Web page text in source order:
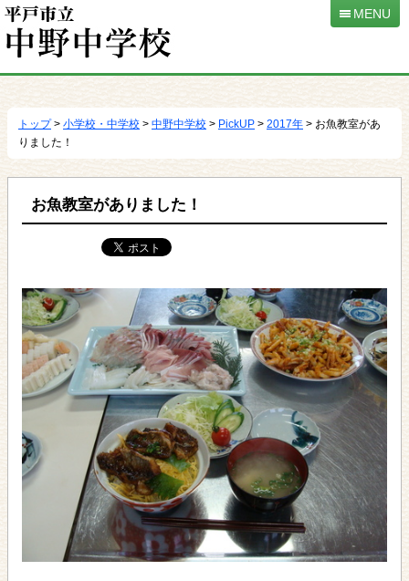
動
MENU
トップ> 小学校・中学校 > 中野中学校 > PickUP > 2017年 > お魚教室があ
りました！
お魚教室がありました！